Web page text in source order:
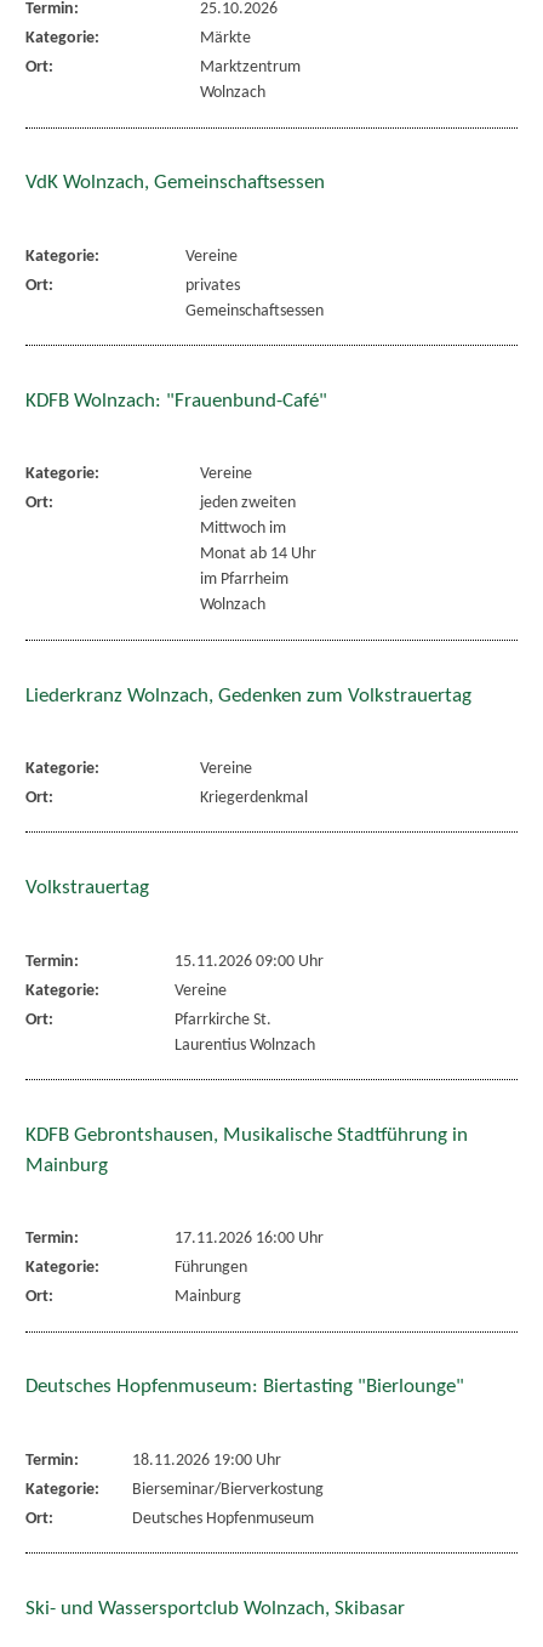
Termin:
25.10.2026
Kategorie:
Märkte
Ort:
Marktzentrum
Wolnzach
VdK Wolnzach, Gemeinschaftsessen
Kategorie:
Vereine
Ort:
privates
Gemeinschaftsessen
KDFB Wolnzach: "Frauenbund-Café"
Kategorie:
Vereine
Ort:
jeden zweiten
Mittwoch im
Monat ab 14 Uhr
im Pfarrheim
Wolnzach
Liederkranz Wolnzach, Gedenken zum Volkstrauertag
Kategorie:
Vereine
Ort:
Kriegerdenkmal
Volkstrauertag
Termin:
15.11.2026 09:00 Uhr
Kategorie:
Vereine
Ort:
Pfarrkirche St.
Laurentius Wolnzach
KDFB Gebrontshausen, Musikalische Stadtführung in
Mainburg
Termin:
17.11.2026 16:00 Uhr
Kategorie:
Führungen
Ort:
Mainburg
Deutsches Hopfenmuseum: Biertasting "Bierlounge"
Termin:
18.11.2026 19:00 Uhr
Kategorie:
Bierseminar/Bierverkostung
Ort:
Deutsches Hopfenmuseum
Ski- und Wassersportclub Wolnzach, Skibasar